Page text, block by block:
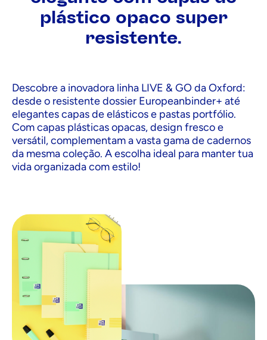
plástico opaco super
resistente.
Descobre a inovadora linha LIVE & GO da Oxford:
desde o resistente dossier Europeanbinder+ até
elegantes capas de elásticos e pastas portfólio.
Com capas plásticas opacas, design fresco e
versátil, complementam a vasta gama de cadernos
da mesma coleção. A escolha ideal para manter tua
vida organizada com estilo!